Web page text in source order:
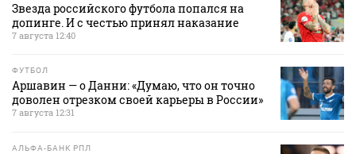
Звезда российского футбола попался на
допинге. И с честью принял наказание
7 августа 12:40
ФУТБОЛ
Аршавин — о Данни: «Думаю, что он точно
доволен отрезком своей карьеры в России»
7 августа 12:31
АЛЬФА-БАНК РПЛ